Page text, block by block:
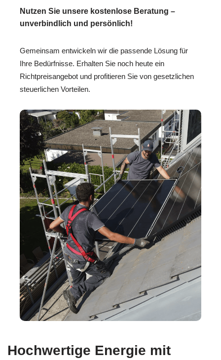
Nutzen Sie unsere kostenlose Beratung –
unverbindlich und persönlich!
Gemeinsam entwickeln wir die passende Lösung für
Ihre Bedürfnisse. Erhalten Sie noch heute ein
Richtpreisangebot und profitieren Sie von gesetzlichen
steuerlichen Vorteilen.
Hochwertige Energie mit